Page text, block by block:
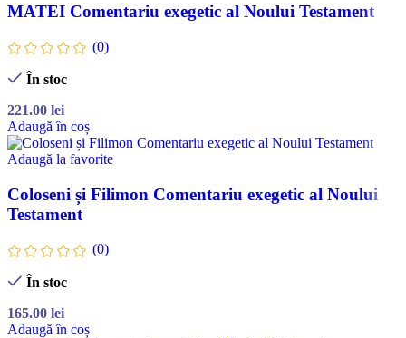
MATEI Comentariu exegetic al Noului Testament
(0)
În stoc
221.00 lei
Adaugă în coș
Adaugă la favorite
Coloseni și Filimon Comentariu exegetic al Noului
Testament
(0)
În stoc
165.00 lei
Adaugă în coș